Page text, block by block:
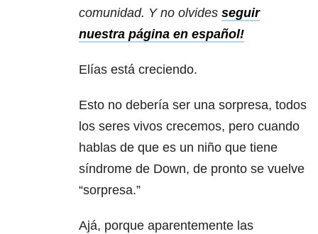
comunidad. Y no olvides seguir
nuestra página en español!
Elías está creciendo.
Esto no debería ser una sorpresa, todos
los seres vivos crecemos, pero cuando
hablas de que es un niño que tiene
síndrome de Down, de pronto se vuelve
“sorpresa.”
Ajá, porque aparentemente las